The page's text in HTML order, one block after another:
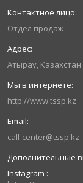
Отдел продаж
Атырау, Казахстан
http://www.tssp.kz
call-center@tssp.kz
Instagram